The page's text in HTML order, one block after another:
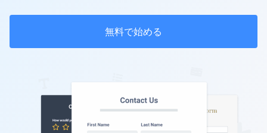
無料で始める